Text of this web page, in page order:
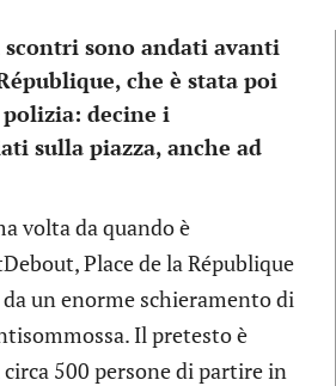
sono andati avanti
che è stata poi
decine i
sulla piazza, anche ad
volta da quando è
Place de la République
un enorme schieramento di
Il pretesto è
500 persone di partire in